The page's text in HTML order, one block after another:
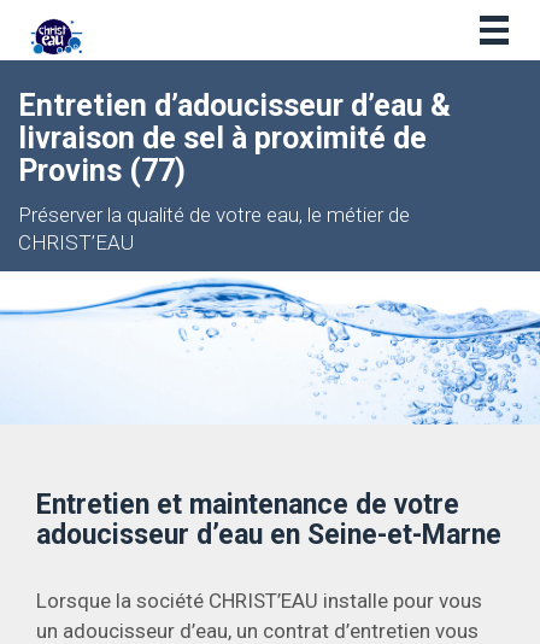
Entretien d’adoucisseur d’eau &
livraison de sel à proximité de
Provins (77)
Préserver la qualité de votre eau, le métier de
CHRIST’EAU
Entretien et maintenance de votre
adoucisseur d’eau en Seine-et-Marne
Lorsque la société CHRIST’EAU installe pour vous
un adoucisseur d’eau, un contrat d’entretien vous